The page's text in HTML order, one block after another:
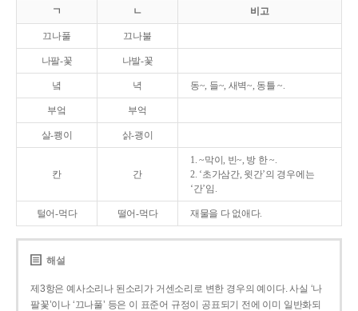
ㄱ ㄴ 비고
끄나풀 끄나불
나팔-꽃 나발-꽃
녘 녁 동~, 들~, 새벽~, 동틀 ~.
부엌 부억
살-쾡이 삵-괭이
칸 간
1. ~막이, 빈~, 방 한 ~.
2. ‘초가삼간, 윗간’의 경우에는
‘간’임.
털어-먹다 떨어-먹다 재물을 다 없애다.
해설
제3항은 예사소리나 된소리가 거센소리로 변한 경우의 예이다. 사실 ‘나
팔꽃’이나 ‘끄나풀’ 등은 이 표준어 규정이 공표되기 전에 이미 일반화되